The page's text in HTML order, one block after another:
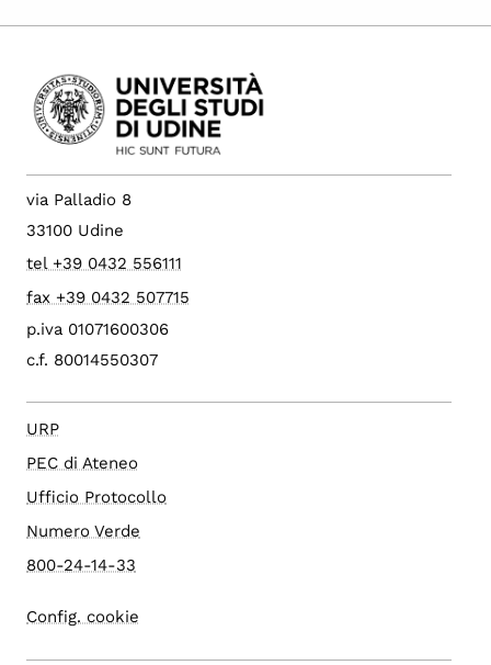
via Palladio 8
33100 Udine
tel +39 0432 556111
fax +39 0432 507715
p.iva 01071600306
c.f. 80014550307
URP
PEC di Ateneo
Ufficio Protocollo
Numero Verde
800-24-14-33
Config. cookie